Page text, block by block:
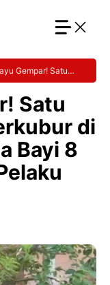
Gempar! Satu
Satu
di
Bayi 8